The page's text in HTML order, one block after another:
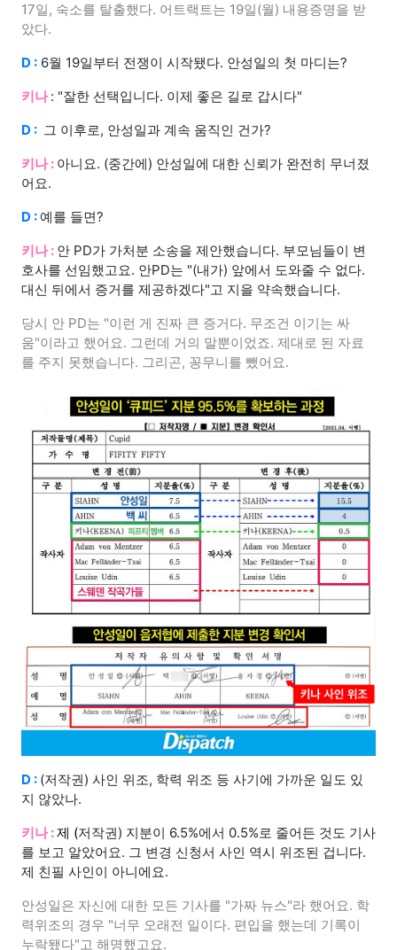
17일, 숙소를 탈출했다. 어트랙트는 19일(월) 내용증명을 받
았다.
D : 6월 19일부터 전쟁이 시작됐다. 안성일의 첫 마디는?
키나: "잘한 선택입니다. 이제 좋은 길로 갑시다"
D : 그 이후로, 안성일과 계속 움직인 건가?
키나 : 아니요. (중간에) 안성일에 대한 신뢰가 완전히 무너졌
어요.
D :예를 들면?
키나 : 안 PD가 가처분 소송을 제안했습니다. 부모님들이 변
호사를 선임했고요. 안PD는 "(내가) 앞에서 도와줄 수 없다.
대신 뒤에서 증거를 제공하겠다"고 지을 약속했습니다.
당시 안 PD는 "이런 게 진짜 큰 증거다. 무조건 이기는 싸
움"이라고 했어요. 그런데 거의 말뿐이었죠. 제대로 된 자료
를 주지 못했습니다. 그리곤, 꽁무니를 뺐어요.
D : (저작권) 사인 위조, 학력 위조 등 사기에 가까운 일도 있
지 않았나.
키나 :제 (저작권) 지분이 6.5%에서 0.5%로 줄어든 것도 기사
를 보고 알았어요. 그 변경 신청서 사인 역시 위조된 겁니다.
제 친필 사인이 아니에요.
안성일은 자신에 대한 모든 기사를 "가짜 뉴스"라 했어요. 학
력위조의 경우 "너무 오래전 일이다. 편입을 했는데 기록이
누락됐다"고 해명했고요.